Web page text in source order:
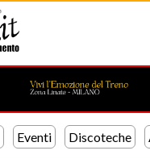
Eventi Discoteche